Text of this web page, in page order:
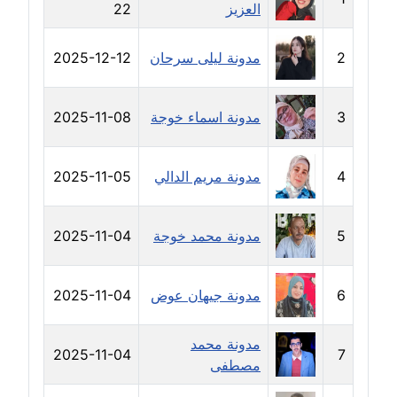
مدونة خولة سعيدان
عاملة
مدونة داليا السعيد
موقوف
مدونة داليا فاروق
عاملة
مدونة داليا نور
عاملة
مدونة دعاء البدري
عاملة
مدونة دعاء الجابي
عاملة
العزيز
22
2 مدونة ليلى سرحان 2025-12-12
3 مدونة اسماء خوجة 2025-11-08
4 مدونة مريم الدالي 2025-11-05
5 مدونة محمد خوجة 2025-11-04
6 مدونة جيهان عوض 2025-11-04
7
مدونة محمد
مصطفى
2025-11-04